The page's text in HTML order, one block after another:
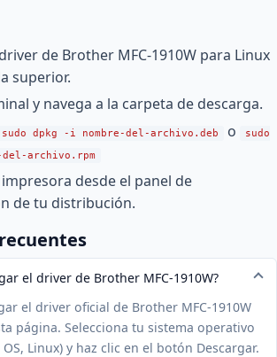
de Brother MFC-1910W para Linux
superior.
y navega a la carpeta de descarga.
sudo dpkg -i nombre-del-archivo.deb o
sudo
del-archivo.rpm
desde el panel de
de tu distribución.
el driver de Brother MFC-1910W?
el driver oficial de Brother MFC-1910W
página. Selecciona tu sistema operativo
Linux) y haz clic en el botón Descargar.